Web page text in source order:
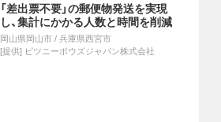
「差出票不要」の郵便物発送を実現
し、集計にかかる人数と時間を削減
岡山県岡山市 / 兵庫県西宮市
[提供] ピツニーボウズジャパン株式会社